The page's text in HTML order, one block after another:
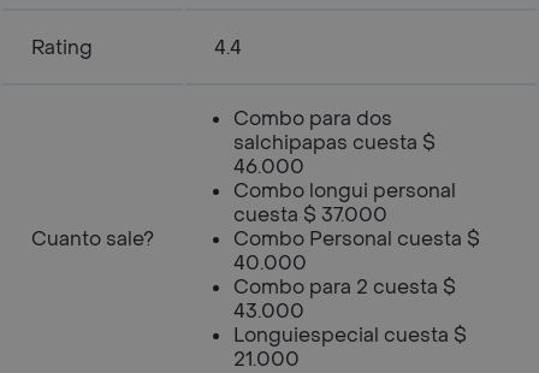
Rating 4.4
Cuanto sale?
Combo para dos
salchipapas cuesta $
46.000
Combo longui personal
cuesta $ 37.000
Combo Personal cuesta $
40.000
Combo para 2 cuesta $
43.000
Longuiespecial cuesta $
21.000